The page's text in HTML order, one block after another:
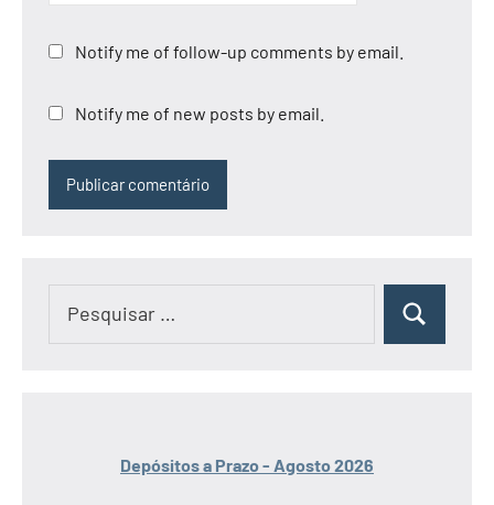
Notify me of follow-up comments by email.
Notify me of new posts by email.
Pesquisar
Depósitos a Prazo - Agosto 2026